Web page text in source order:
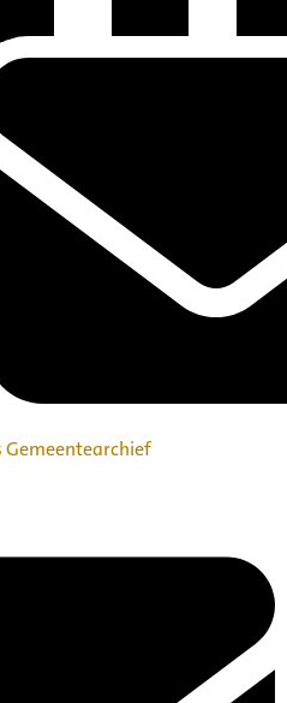
Gemeentearchief